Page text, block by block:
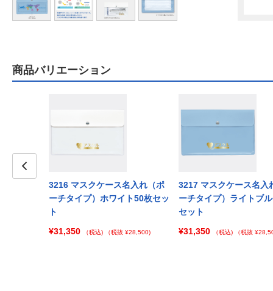
商品バリエーション
3216 マスクケース名入れ（ポ
ーチタイプ）ホワイト50枚セッ
ト
¥31,350
（税込) （税抜 ¥28,500)
3217 マスクケース名入
ーチタイプ）ライトブ
セット
¥31,350
（税込) （税抜